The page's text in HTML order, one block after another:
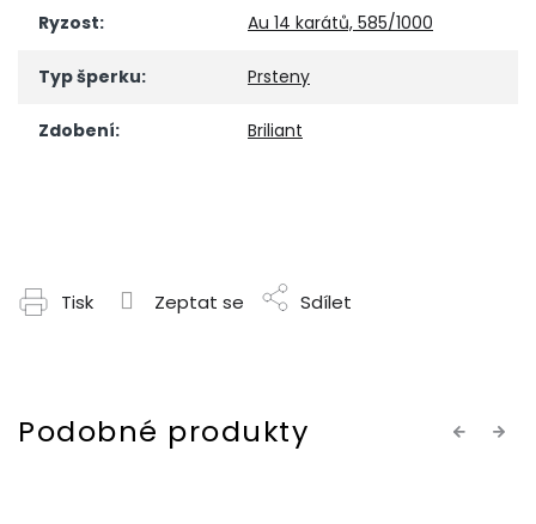
Ryzost: Au 14 karátů, 585/1000
Typ šperku: Prsteny
Zdobení: Briliant
Tisk Zeptat se Sdílet
Previous
Next